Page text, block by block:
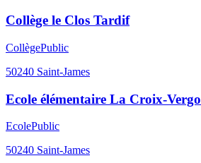
Collège le Clos Tardif
CollègePublic
50240 Saint-James
Ecole élémentaire La Croix-
EcolePublic
50240 Saint-James